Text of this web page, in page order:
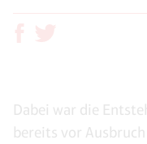
Dabei war die
bereits vor